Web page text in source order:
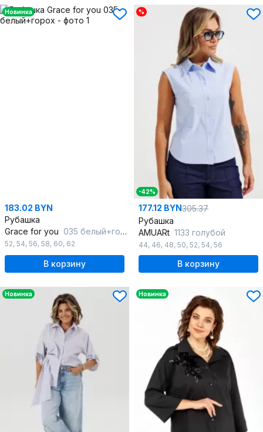
Новинка
183.02 BYN
Рубашка
Grace for you 035 белый+горох
52, 54, 56, 58, 60, 62
В корзину
%
-42%
177.12 BYN305.37
Рубашка
AMUARt 1133 голубой
44, 46, 48, 50, 52, 54, 56
В корзину
Новинка Новинка